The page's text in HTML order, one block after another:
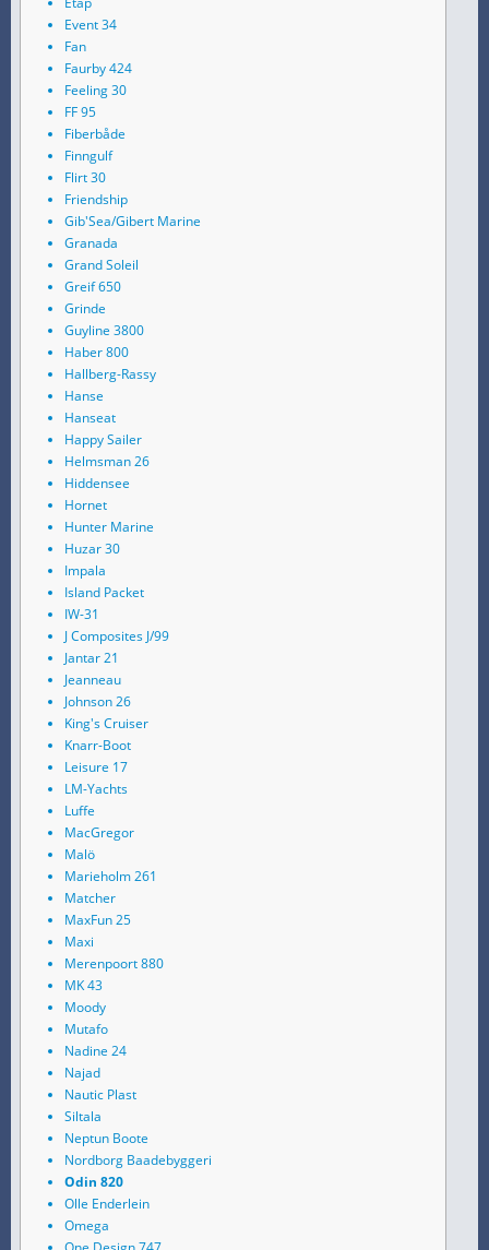
Event 34
Fan
Faurby 424
Feeling 30
FF 95
Fiberbåde
Finngulf
Flirt 30
Friendship
Gib'Sea/Gibert Marine
Granada
Grand Soleil
Greif 650
Grinde
Guyline 3800
Haber 800
Hallberg-Rassy
Hanse
Hanseat
Happy Sailer
Helmsman 26
Hiddensee
Hornet
Hunter Marine
Huzar 30
Impala
Island Packet
IW-31
J Composites J/99
Jantar 21
Jeanneau
Johnson 26
King's Cruiser
Knarr-Boot
Leisure 17
LM-Yachts
Luffe
MacGregor
Malö
Marieholm 261
Matcher
MaxFun 25
Maxi
Merenpoort 880
MK 43
Moody
Mutafo
Nadine 24
Najad
Nautic Plast
Siltala
Neptun Boote
Nordborg Baadebyggeri
Odin 820
Olle Enderlein
Omega